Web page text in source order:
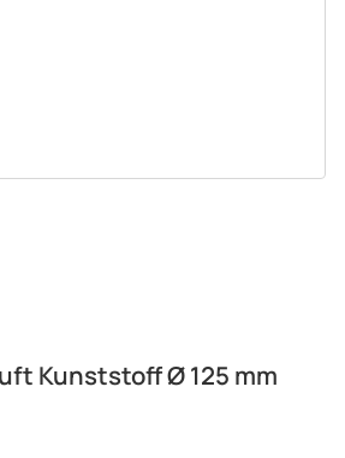
Kunststoff Ø 125 mm